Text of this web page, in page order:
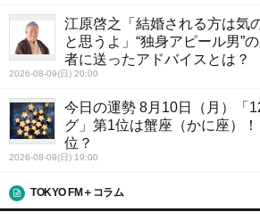
江原啓之「結婚される方は気
と思うよ」“独身アピール男”
者に送ったアドバイスとは？
2026-08-09(日) 20:00
今日の運勢 8月10日（月）「
グ」第1位は蟹座（かに座）
位？
2026-08-09(日) 19:00
TOKYO FM＋コラム